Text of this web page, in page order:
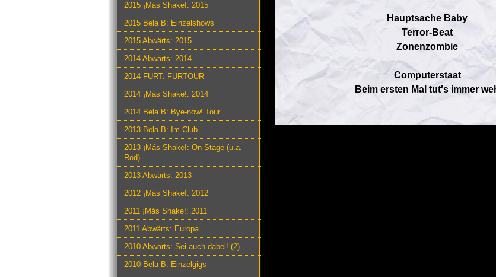
2015 ¡Más Shake!: 2015
2015 Bela B: Einzelshows
2015 Abwärts: 2015
2014 Abwärts: 2014
2014 FURT: FURTOUR
2014 ¡Más Shake!: 2014
2014 Bela B: Bye-now! Tour
2013 Bela B: Im Club
2013 ¡Más Shake!: On Stage (u.a.
Rod)
2013 Abwärts: 2013
2012 ¡Más Shake!: 2012
2011 ¡Más Shake!: 2011
2011 Abwärts: Europa
2010 Abwärts: Sei auch dabei! (2)
2010 Bela B: Einzelgigs
Hauptsache Baby
Terror-Beat
Zonenzombie
Computerstaat
Beim ersten Mal tut's immer